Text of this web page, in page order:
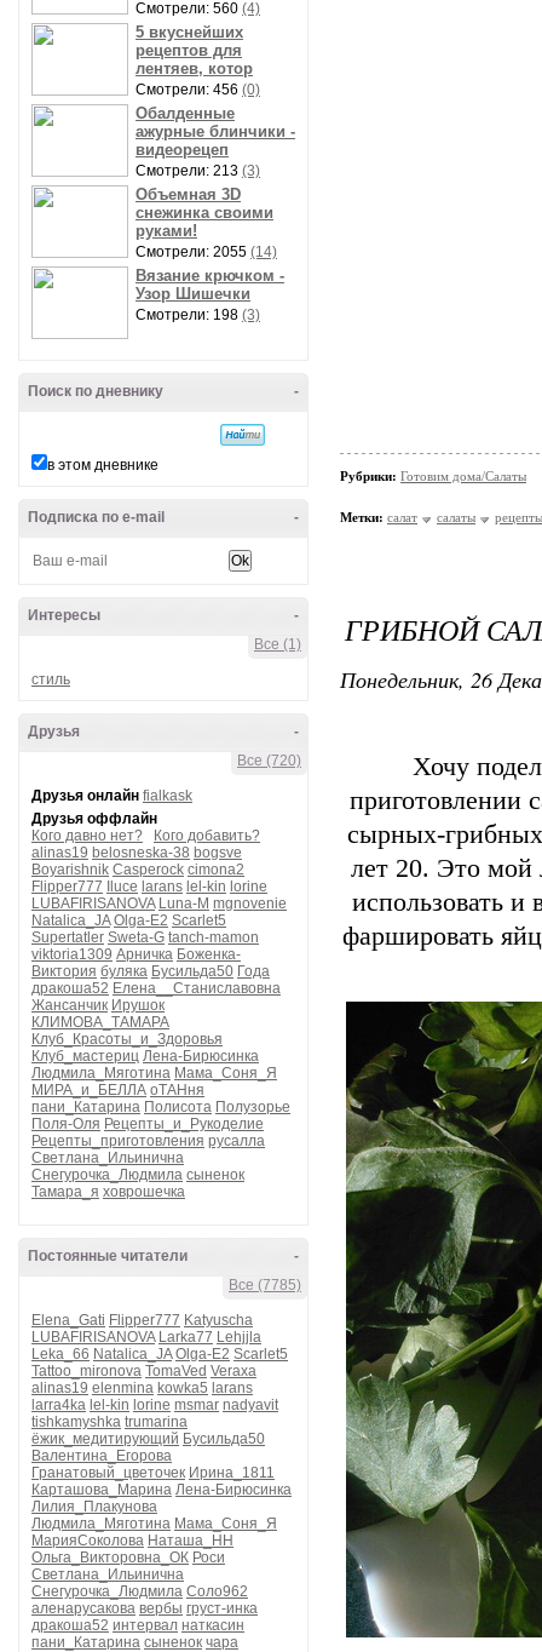
Смотрели: 560 (4)
5 вкуснейших
рецептов для
лентяев, котор
Смотрели: 456 (0)
Обалденные
ажурные блинчики -
видеорецеп
Смотрели: 213 (3)
Объемная 3D
снежинка своими
руками!
Смотрели: 2055 (14)
Вязание крючком -
Узор Шишечки
Смотрели: 198 (3)
-
Поиск по дневнику
в этом дневнике
-
Подписка по e-mail
-
Интересы
Все (1)
стиль
-
Друзья
Все (720)
Друзья онлайн fialkask
Друзья оффлайн
Кого давно нет?
Кого добавить?
alinas19 belosneska-38 bogsve
Boyarishnik Casperock cimona2
Flipper777
Iluce larans lel-kin lorine
LUBAFIRISANOVA Luna-M mgnovenie
Natalica_JA Olga-E2 Scarlet5
Supertatler Sweta-G tanch-mamon
viktoria1309 Арничка Боженка-
Виктория буляка Бусильда50 Года
дракоша52 Елена__Станиславовна
Жансанчик Ирушок
КЛИМОВА_ТАМАРА
Клуб_Красоты_и_Здоровья
Клуб_мастериц Лена-Бирюсинка
Людмила_Мяготина Мама_Соня_Я
МИРА_и_БЕЛЛА оТАНня
пани_Катарина Полисота Полузорье
Поля-Оля Рецепты_и_Рукоделие
Рецепты_приготовления русалла
Светлана_Ильинична
Снегурочка_Людмила сыненок
Тамара_я ховрошечка
-
Постоянные читатели
Все (7785)
Elena_Gati Flipper777 Katyuscha
LUBAFIRISANOVA Larka77 Lehjjla
Leka_66 Natalica_JA Olga-E2 Scarlet5
Tattoo_mironova TomaVed Veraxa
alinas19 elenmina kowka5 larans
larra4ka lel-kin lorine msmar nadyavit
tishkamyshka trumarina
ёжик_медитирующий Бусильда50
Валентина_Егорова
Гранатовый_цветочек Ирина_1811
Карташова_Марина Лена-Бирюсинка
Лилия_Плакунова
Людмила_Мяготина Мама_Соня_Я
МарияСоколова Наташа_НН
Ольга_Викторовна_ОК Роси
Светлана_Ильинична
Снегурочка_Людмила Соло962
аленарусакова вербы груст-инка
дракоша52 интервал наткасин
пани_Катарина сыненок чара
Рубрики: Готовим дома/Салаты
Метки: салат салаты рецепты
ГРИБНОЙ
Понедельник, 26
Хочу
приготовлении
сырных-
лет 20. Это мой
использовать и
фаршировать